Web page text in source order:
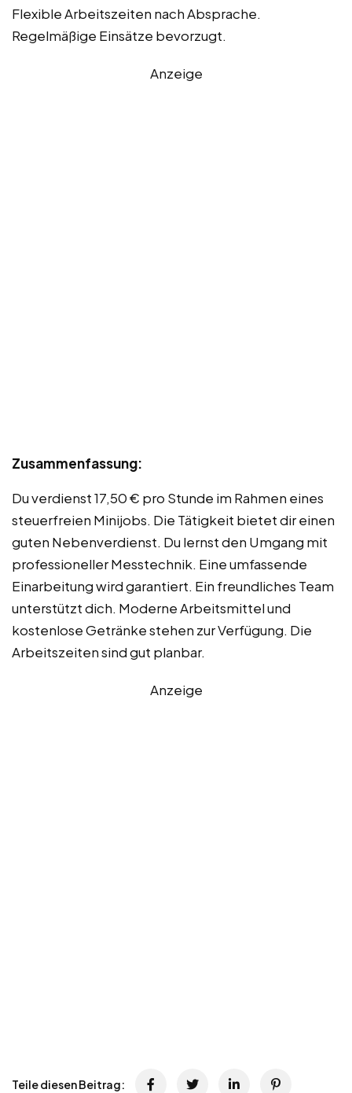
Flexible Arbeitszeiten nach Absprache.
Regelmäßige Einsätze bevorzugt.
Anzeige
Zusammenfassung:
Du verdienst 17,50 € pro Stunde im Rahmen eines
steuerfreien Minijobs. Die Tätigkeit bietet dir einen
guten Nebenverdienst. Du lernst den Umgang mit
professioneller Messtechnik. Eine umfassende
Einarbeitung wird garantiert. Ein freundliches Team
unterstützt dich. Moderne Arbeitsmittel und
kostenlose Getränke stehen zur Verfügung. Die
Arbeitszeiten sind gut planbar.
Anzeige
Teile diesen Beitrag: